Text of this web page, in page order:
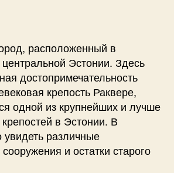
расположенный в
Эстонии. Здесь
достопримечательность
крепость Раквере,
одной из крупнейших и лучше
в Эстонии. В
увидеть различные
и остатки старого